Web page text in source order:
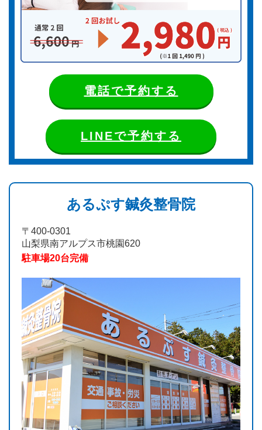
電話で予約する
LINEで予約する
あるぷす鍼灸整骨院
〒400-0301
山梨県南アルプス市桃園620
駐車場20台完備